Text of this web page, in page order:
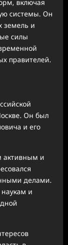
включая
системы. Он
земель и
силы
правителей.
Он был
и его
активным и
делами.
и